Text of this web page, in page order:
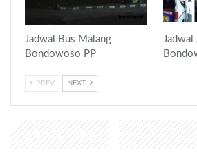
Jadwal Bus Malang
Bondowoso PP
Jadwal
PREV NEXT
LEAVE A REPLY